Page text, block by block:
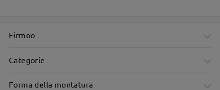
Firmoo
Categorie
Forma della montatura